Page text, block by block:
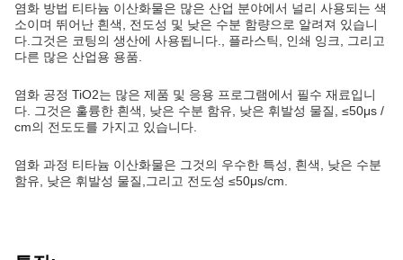
염화 방법 티타늄 이산화물은 많은 산업 분야에서 널리 사용되는 색
소이며 뛰어난 흰색, 전도성 및 낮은 수분 함량으로 알려져 있습니
다.그것은 코팅의 생산에 사용됩니다., 플라스틱, 인쇄 잉크, 그리고
다른 많은 산업용 용품.
염화 공정 TiO2는 많은 제품 및 응용 프로그램에서 필수 재료입니
다. 그것은 훌륭한 흰색, 낮은 수분 함유, 낮은 휘발성 물질, ≤50μs /
cm의 전도도를 가지고 있습니다.
염화 과정 티타늄 이산화물은 그것의 우수한 특성, 흰색, 낮은 수분
함유, 낮은 휘발성 물질,그리고 전도성 ≤50μs/cm.